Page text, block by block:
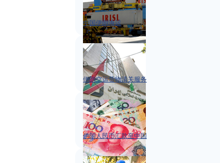
中国伊朗海运
伊朗空运货物清关服务
伊朗人民币汇款至中国